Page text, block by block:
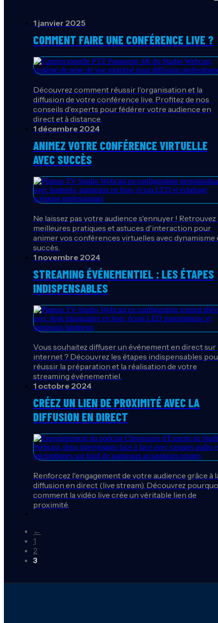
1 janvier 2025
COMMENT FAIRE UNE CONFÉRENCE LIVE ?
Découvrez comment réussir l'organisation et la
diffusion de votre conférence live. Profitez de nos
conseils d'experts pour fédérer votre audience en
direct et à distance.
1 décembre 2024
ANIMEZ VOTRE CONFÉRENCE VIRTUELLE
AVEC SUCCÈS
Ne laissez pas votre audience s'ennuyer !
meilleures pratiques et astuces d'interaction pour
animer vos conférences virtuelles avec dynamisme
succès.
1 novembre 2024
STREAMING ÉVÉNEMENTIEL : LES ÉTAPES
INDISPENSABLES
Vous souhaitez diffuser un événement en direct sur
internet ? Découvrez les étapes indispensables
réussir la préparation et la réalisation de votre
streaming événementiel.
1 octobre 2024
CRÉEZ UN LIEN DE PROXIMITÉ AVEC LA
DIFFUSION EN DIRECT
Renforcez l'engagement de votre audience grâce à
diffusion en direct (live stream). Découvrez
comment la vidéo live crée un véritable lien de
proximité.
←
1
2
3